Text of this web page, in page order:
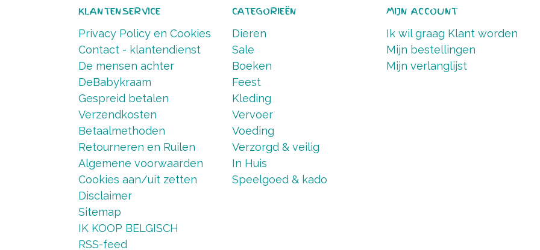
KLANTENSERVICE
Privacy Policy en Cookies
Contact - klantendienst
De mensen achter
DeBabykraam
Gespreid betalen
Verzendkosten
Betaalmethoden
Retourneren en Ruilen
Algemene voorwaarden
Cookies aan/uit zetten
Disclaimer
Sitemap
IK KOOP BELGISCH
RSS-feed
CATEGORIEËN
Dieren
Sale
Boeken
Feest
Kleding
Vervoer
Voeding
Verzorgd & veilig
In Huis
Speelgoed & kado
MIJN ACCOUNT
Ik wil graag Klant worden
Mijn bestellingen
Mijn verlanglijst